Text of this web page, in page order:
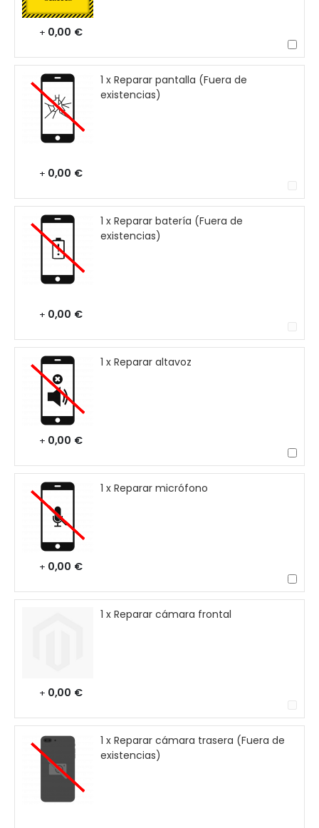
+ 0,00 €
1 x Reparar pantalla (Fuera de
existencias)
+ 0,00 €
1 x Reparar batería (Fuera de
existencias)
+ 0,00 €
1 x Reparar altavoz
+ 0,00 €
1 x Reparar micrófono
+ 0,00 €
1 x Reparar cámara frontal
+ 0,00 €
1 x Reparar cámara trasera (Fuera de
existencias)